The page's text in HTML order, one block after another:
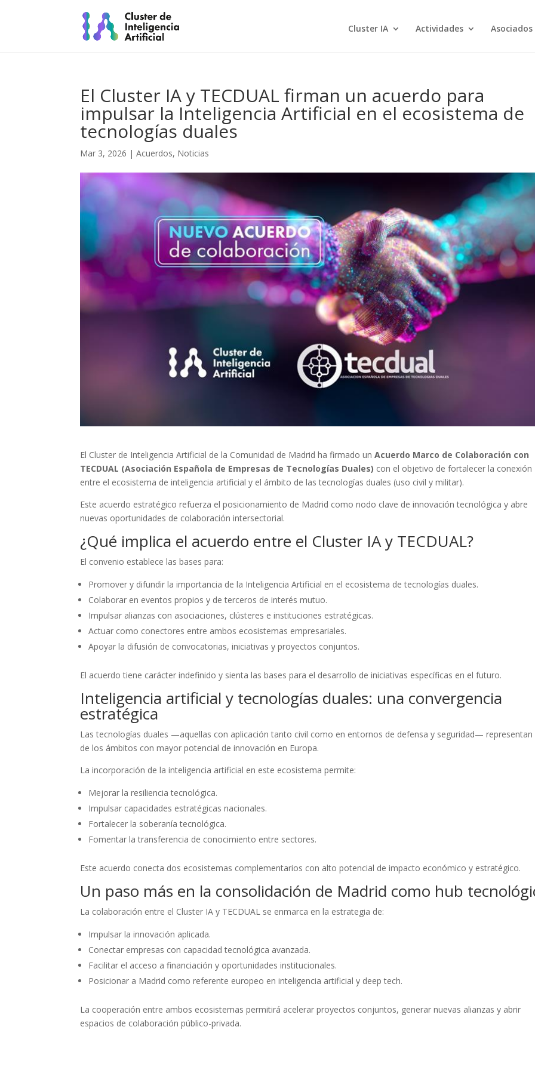
Cluster IA Actividades Asociados
El Cluster IA y TECDUAL firman un acuerdo para
impulsar la Inteligencia Artificial en el ecosistema de
tecnologías duales
Mar 3, 2026 |Acuerdos, Noticias
El Cluster de Inteligencia Artificial de la Comunidad de Madrid ha firmado unAcuerdo Marco de Colaboración con
TECDUAL (Asociación Española de Empresas de Tecnologías Duales) con el objetivo de fortalecer la conexión
entre el ecosistema de inteligencia artificial y el ámbito de las tecnologías duales (uso civil y militar).
Este acuerdo estratégico refuerza el posicionamiento de Madrid como nodo clave de innovación tecnológica y abre
nuevas oportunidades de colaboración intersectorial.
¿Qué implica el acuerdo entre el Cluster IA y TECDUAL?
El convenio establece las bases para:
Promover y difundir la importancia de la Inteligencia Artificial en el ecosistema de tecnologías duales.
Colaborar en eventos propios y de terceros de interés mutuo.
Impulsar alianzas con asociaciones, clústeres e instituciones estratégicas.
Actuar como conectores entre ambos ecosistemas empresariales.
Apoyar la difusión de convocatorias, iniciativas y proyectos conjuntos.
El acuerdo tiene carácter indefinido y sienta las bases para el desarrollo de iniciativas específicas en el futuro.
Inteligencia artificial y tecnologías duales: una convergencia
estratégica
Las tecnologías duales —aquellas con aplicación tanto civil como en entornos de defensa y seguridad— representan
de los ámbitos con mayor potencial de innovación en Europa.
La incorporación de la inteligencia artificial en este ecosistema permite:
Mejorar la resiliencia tecnológica.
Impulsar capacidades estratégicas nacionales.
Fortalecer la soberanía tecnológica.
Fomentar la transferencia de conocimiento entre sectores.
Este acuerdo conecta dos ecosistemas complementarios con alto potencial de impacto económico y estratégico.
Un paso más en la consolidación de Madrid como hub
La colaboración entre el Cluster IA y TECDUAL se enmarca en la estrategia de:
Impulsar la innovación aplicada.
Conectar empresas con capacidad tecnológica avanzada.
Facilitar el acceso a financiación y oportunidades institucionales.
Posicionar a Madrid como referente europeo en inteligencia artificial y deep tech.
La cooperación entre ambos ecosistemas permitirá acelerar proyectos conjuntos, generar nuevas alianzas y abrir
espacios de colaboración público-privada.